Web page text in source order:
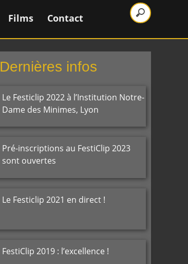
Films Contact
Dernières infos
Le Festiclip 2022 à l’Institution Notre-
Dame des Minimes, Lyon
Pré-inscriptions au FestiClip 2023
sont ouvertes
Le Festiclip 2021 en direct !
FestiClip 2019 : l’excellence !